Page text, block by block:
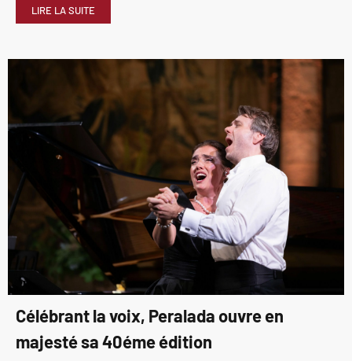
LIRE LA SUITE
Célébrant la voix, Peralada ouvre en
majesté sa 40éme édition